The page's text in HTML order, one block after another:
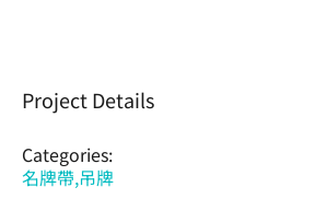
Project Details
Categories:
名牌帶,吊牌